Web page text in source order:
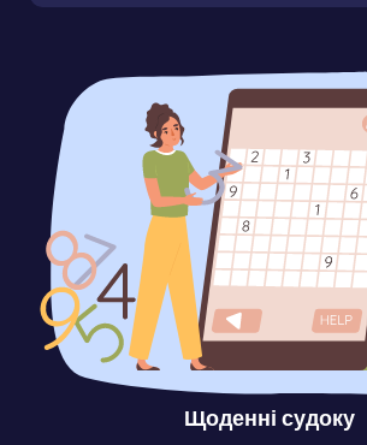
Щоденні судоку